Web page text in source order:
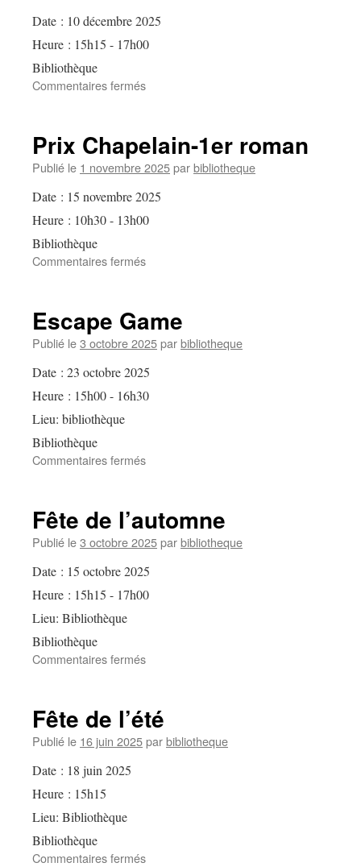
Date : 10 décembre 2025
Heure : 15h15 - 17h00
Bibliothèque
Commentaires ferméssur
à
la
Prix Chapelain-1er roman
Publié le 1 novembre 2025parbibliotheque
Date : 15 novembre 2025
Heure : 10h30 - 13h00
Bibliothèque
Commentaires ferméssur
roman
Escape Game
Publié le3 octobre 2025parbibliotheque
Date : 23 octobre 2025
Heure : 15h00 - 16h30
Lieu: bibliothèque
Bibliothèque
Commentaires ferméssur
Fête de l’automne
Publié le3 octobre 2025parbibliotheque
Date : 15 octobre 2025
Heure : 15h15 - 17h00
Lieu: Bibliothèque
Bibliothèque
Commentaires ferméssur
Fête de l’été
Publié le 16 juin 2025parbibliotheque
Date : 18 juin 2025
Heure : 15h15
Lieu: Bibliothèque
Bibliothèque
Commentaires ferméssur